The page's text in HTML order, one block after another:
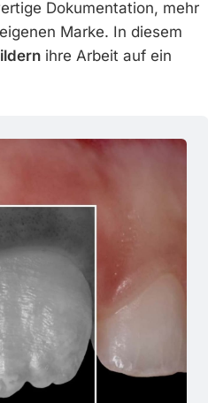
Dokumentation, mehr
Marke. In diesem
ihre Arbeit auf ein